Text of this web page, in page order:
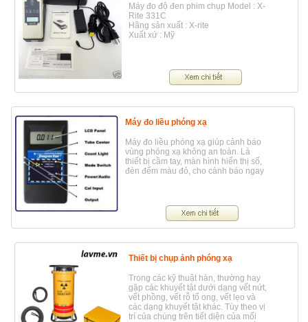
Máy đo độ đen phim chụp Model : X-
Rite 331C
Hãng sản xuất : X-rite
Xuất xứ : Mỹ
Máy đo liều phóng xạ
Máy đo liều phóng xạ giúp cảnh báo
vùng phóng xạ không an toàn. Là
thiết bị cầm tay, màn hình hiển thị số,
đèn đếm màu đỏ, cho cảnh báo ngay
Thiết bị chụp ảnh phóng xạ
Trong các kỹ thuật hàn, thường hay
gặp các khuyết tật dưới dạng vết nứt,
vết phồng, vết rỗ tổ ong, vết lẹo và
các dạng khuyết tật khác. Tùy theo vị
trí của chúng trên tiết diện của mối